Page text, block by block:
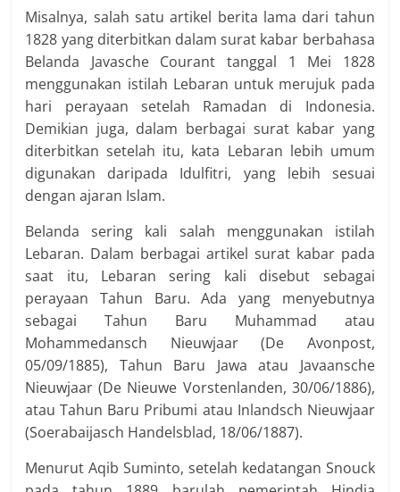
Misalnya, salah satu artikel berita lama dari tahun
1828 yang diterbitkan dalam surat kabar berbahasa
Belanda Javasche Courant tanggal 1 Mei 1828
menggunakan istilah Lebaran untuk merujuk pada
hari perayaan setelah Ramadan di Indonesia.
Demikian juga, dalam berbagai surat kabar yang
diterbitkan setelah itu, kata Lebaran lebih umum
digunakan daripada Idulfitri, yang lebih sesuai
dengan ajaran Islam.
Belanda sering kali salah menggunakan istilah
Lebaran. Dalam berbagai artikel surat kabar pada
saat itu, Lebaran sering kali disebut sebagai
perayaan Tahun Baru. Ada yang menyebutnya
sebagai Tahun Baru Muhammad atau
Mohammedansch Nieuwjaar (De Avonpost,
05/09/1885), Tahun Baru Jawa atau Javaansche
Nieuwjaar (De Nieuwe Vorstenlanden, 30/06/1886),
atau Tahun Baru Pribumi atau Inlandsch Nieuwjaar
(Soerabaijasch Handelsblad, 18/06/1887).
Menurut Aqib Suminto, setelah kedatangan Snouck